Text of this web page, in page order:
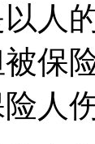
以人
保
人